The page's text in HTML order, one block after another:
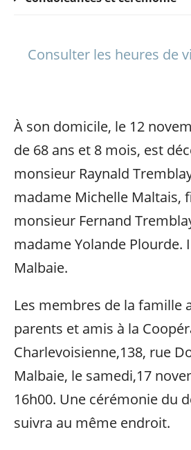
Consulter les heures de
À son domicile, le 12
de 68 ans et 8 mois, est
monsieur Raynald
madame Michelle Maltais,
monsieur Fernand
madame Yolande Plourde.
Malbaie.
Les membres de la famille
parents et amis à la
Charlevoisienne,138, rue
Malbaie, le samedi,17
16h00. Une cérémonie du
suivra au même endroit.